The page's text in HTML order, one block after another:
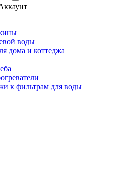
воды
дома и коттеджа
к фильтрам для воды